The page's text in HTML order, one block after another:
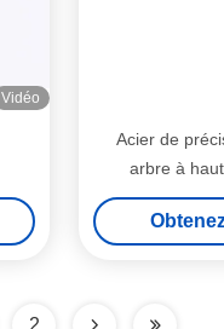
Vidéo
Acier de
arbre à
2